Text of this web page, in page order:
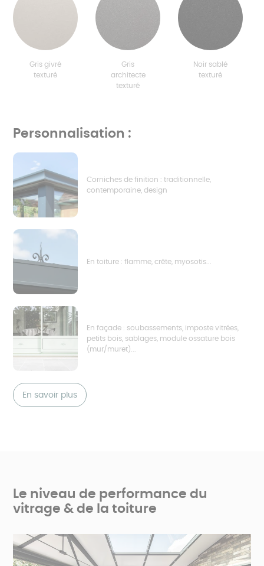
Gris givré
texturé
Gris
architecte
texturé
Noir sablé
texturé
Personnalisation :
Corniches de finition : traditionnelle,
contemporaine, design
En toiture : flamme, crête, myosotis...
En façade : soubassements, imposte vitrées,
petits bois, sablages, module ossature bois
(mur/muret)...
En savoir plus
Le niveau de performance du
vitrage & de la toiture